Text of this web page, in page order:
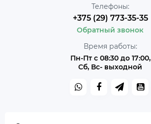
Телефоны:
+375 (29) 773-35-35
Обратный звонок
Время работы:
Пн-Пт с 08:30 до 17:00,
Сб, Вс- выходной